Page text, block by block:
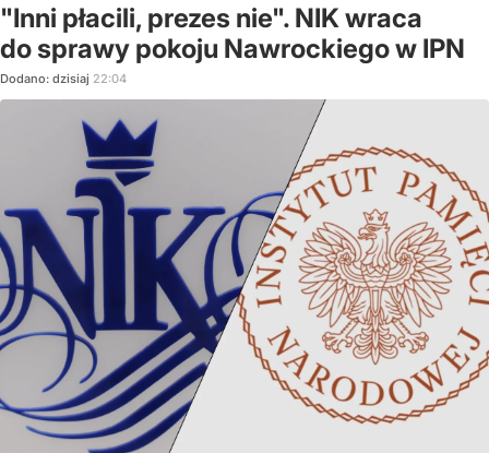
"Inni płacili, prezes nie". NIK wraca
do sprawy pokoju Nawrockiego w IPN
Dodano: dzisiaj 22:04